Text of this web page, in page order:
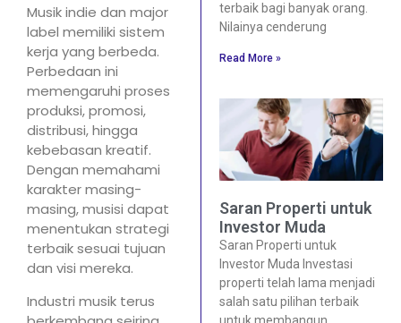
Musik indie dan major
label memiliki sistem
kerja yang berbeda.
Perbedaan ini
memengaruhi proses
produksi, promosi,
distribusi, hingga
kebebasan kreatif.
Dengan memahami
karakter masing-
masing, musisi dapat
menentukan strategi
terbaik sesuai tujuan
dan visi mereka.
Industri musik terus
terbaik bagi banyak orang.
Nilainya cenderung
Read More »
Saran Properti untuk
Investor Muda
Saran Properti untuk
Investor Muda Investasi
properti telah lama menjadi
salah satu pilihan terbaik
untuk membangun